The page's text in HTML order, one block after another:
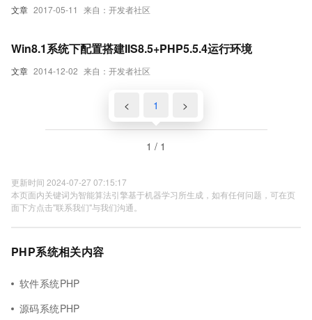
文章 2017-05-11 来自：开发者社区
文章 2014-12-02 来自：开发者社区
Win8.1系统下配置搭建IIS8.5+PHP5.5.4运行环境
< 1 >
1 / 1
更新时间 2024-07-27 07:15:17
本页面内关键词为智能算法引擎基于机器学习所生成，如有任何问题，可在页
面下方点击"联系我们"与我们沟通。
PHP系统相关内容
软件系统PHP
源码系统PHP